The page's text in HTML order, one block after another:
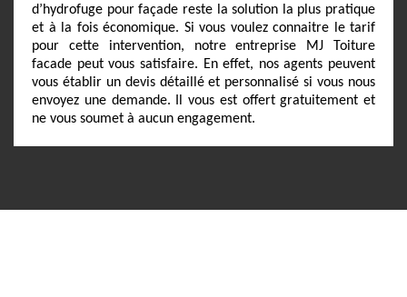
d’hydrofuge pour façade reste la solution la plus pratique
et à la fois économique. Si vous voulez connaitre le tarif
pour cette intervention, notre entreprise MJ Toiture
facade peut vous satisfaire. En effet, nos agents peuvent
vous établir un devis détaillé et personnalisé si vous nous
envoyez une demande. Il vous est offert gratuitement et
ne vous soumet à aucun engagement.